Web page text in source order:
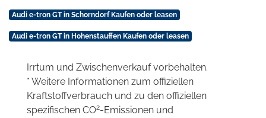
Audi e-tron GT in Schorndorf Kaufen oder leasen
Audi e-tron GT in Hohenstauffen Kaufen oder leasen
Irrtum und Zwischenverkauf vorbehalten.
* Weitere Informationen zum offiziellen
Kraftstoffverbrauch und zu den offiziellen
spezifischen CO2-Emissionen und